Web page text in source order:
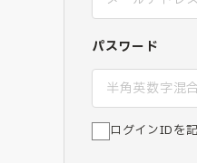
パスワード
ログインIDを